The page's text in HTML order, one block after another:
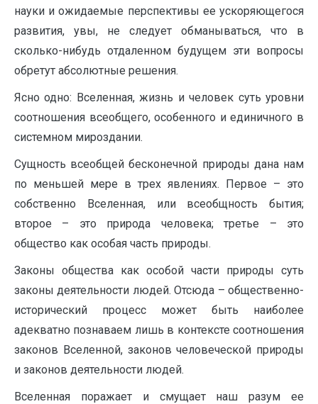
науки и ожидаемые перспективы ее ускоряющегося
развития, увы, не следует обманываться, что в
сколько-нибудь отдаленном будущем эти вопросы
обретут абсолютные решения.
Ясно одно: Вселенная, жизнь и человек суть уровни
соотношения всеобщего, особенного и единичного в
системном мироздании.
Сущность всеобщей бесконечной природы дана нам
по меньшей мере в трех явлениях. Первое – это
собственно Вселенная, или всеобщность бытия;
второе – это природа человека; третье – это
общество как особая часть природы.
Законы общества как особой части природы суть
законы деятельности людей. Отсюда – общественно-
исторический процесс может быть наиболее
адекватно познаваем лишь в контексте соотношения
законов Вселенной, законов человеческой природы
и законов деятельности людей.
Вселенная поражает и смущает наш разум ее